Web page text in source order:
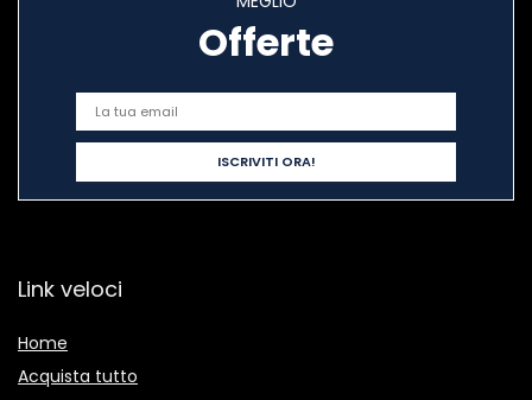
Offerte
Link veloci
Home
Acquista tutto